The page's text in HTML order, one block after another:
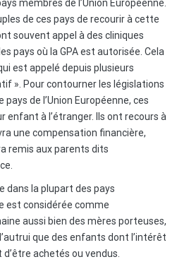
membres de l’Union Européenne.
de ces pays de recourir à cette
souvent appel à des cliniques
pays où la GPA est autorisée. Cela
est appelé depuis plusieurs
». Pour contourner les législations
de l’Union Européenne, ces
enfant à l’étranger. Ils ont recours à
une compensation financière,
remis aux parents dits
la plupart des pays
est considérée comme
aussi bien des mères porteuses,
que des enfants dont l’intérêt
achetés ou vendus.